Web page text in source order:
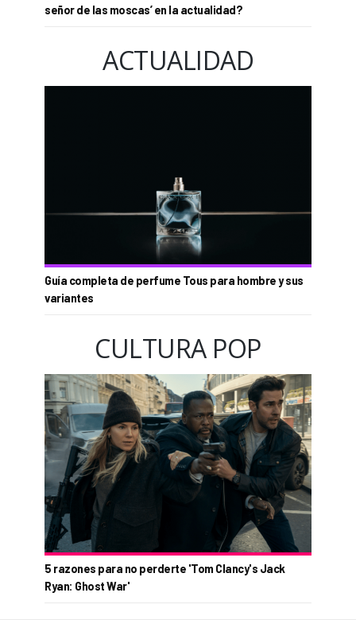
señor de las moscas’ en la actualidad?
ACTUALIDAD
Guía completa de perfume Tous para hombre y sus
variantes
CULTURA POP
5 razones para no perderte 'Tom Clancy's Jack
Ryan: Ghost War'